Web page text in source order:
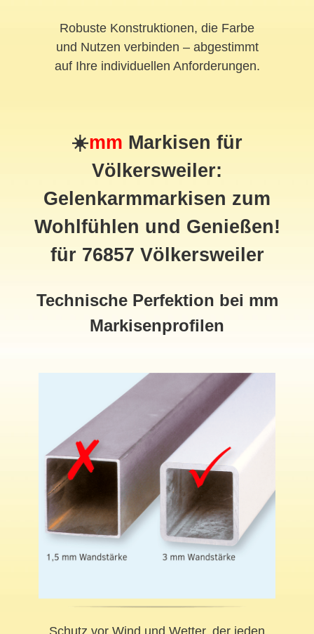
Robuste Konstruktionen, die Farbe
und Nutzen verbinden – abgestimmt
auf Ihre individuellen Anforderungen.
☀️mm Markisen für
Völkersweiler:
Gelenkarmmarkisen zum
Wohlfühlen und Genießen!
für 76857 Völkersweiler
Technische Perfektion bei mm
Markisenprofilen